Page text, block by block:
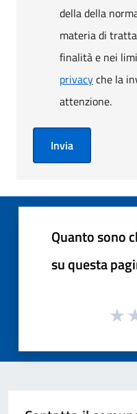
della della
materia di
finalità e nei
privacyche la
attenzione.
Invia
Quanto sono
su questa